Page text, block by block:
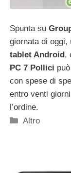
Spunta su
giornata di oggi,
tablet Android,
PC 7 Pollici
con spese di
entro venti
l’ordine.
Categorie
Altro